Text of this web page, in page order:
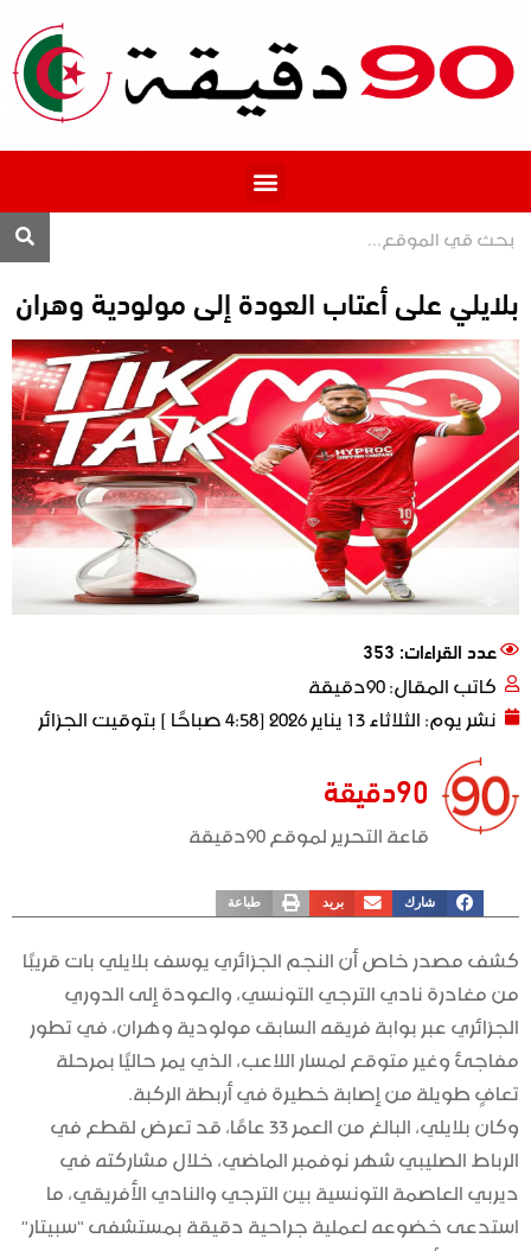
بلايلي على أعتاب العودة إلى مولودية وهران
عدد القراءات: 353
كاتب المقال:
نشر يوم:الثلاثاء 13 يناير 2026 [4:58 صباحًا ] بتوقيت الجزائر
90دقيقة
قاعة التحرير لموقع 90دقيقة
شارك بريد طباعة
كشف مصدر خاص أن النجم الجزائري يوسف بلايلي بات قريبًا
من مغادرة نادي الترجي التونسي، والعودة إلى الدوري
الجزائري عبر بوابة فريقه السابق مولودية وهران، في تطور
مفاجئ وغير متوقع لمسار اللاعب، الذي يمر حاليًا بمرحلة
تعافٍ طويلة من إصابة خطيرة في أربطة الركبة.
وكان بلايلي، البالغ من العمر 33 عامًا، قد تعرض لقطع في
الرباط الصليبي شهر نوفمبر الماضي، خلال مشاركته في
ديربي العاصمة التونسية بين الترجي والنادي الأفريقي، ما
استدعى خضوعه لعملية جراحية دقيقة بمستشفى “سبيتار”